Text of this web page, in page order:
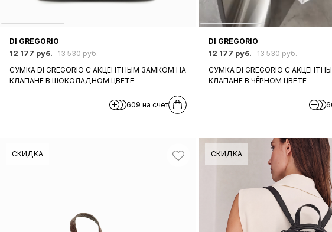
DI GREGORIO
12 177 руб.
13 530 руб.
СУМКА DI GREGORIO С АКЦЕНТНЫМ ЗАМКОМ НА
КЛАПАНЕ В ШОКОЛАДНОМ ЦВЕТЕ
609 на счет
DI GREGORIO
12 177 руб.
13 530 руб.
СУМКА DI GREGORIO С
КЛАПАНЕ В ЧЁРНОМ ЦВЕТЕ
СКИДКА СКИДКА